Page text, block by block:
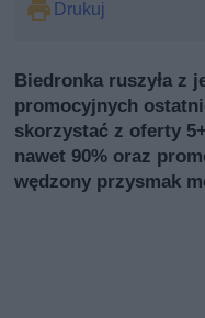
Drukuj
Biedronka ruszyła z
promocyjnych
skorzystać z oferty
nawet 90% oraz
wędzony przysmak